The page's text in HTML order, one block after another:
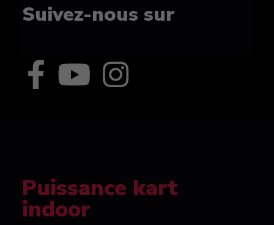
Suivez-nous sur
Puissance kart
indoor